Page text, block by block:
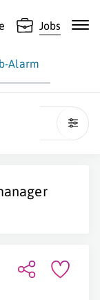
Jobs
Alarm